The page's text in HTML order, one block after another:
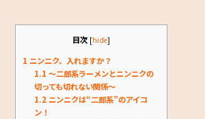
b
o
k
目次 [hide]
1 ニンニク、入れますか？
1.1 ～二郎系ラーメンとニンニクの
切っても切れない関係～
1.2 ニンニクは“二郎系”のアイコ
ン！